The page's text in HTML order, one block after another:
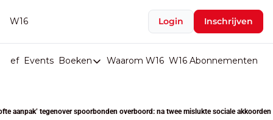
W16 Login Inschrijven
Events Boeken
Boeken
Boeken
Waarom W16 W16 Abonnementen